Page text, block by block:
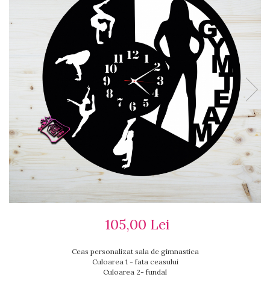
Ceasuri cu rama foto
Ceasuri meserii
Ceasuri logo
Ceasuri de perete animalute
Ceasuri decorative
Ceasuri evenimente
Ceasuri gravate
Ceasuri hobby
Ceasuri mașini
Ceasuri moto
Brelocuri personalizate
Breloc mașină
Breloc moto
Breloc tir
105,00 Lei
Ceas personalizat sala de gimnastica
Culoarea 1 - fata ceasului
Culoarea 2- fundal